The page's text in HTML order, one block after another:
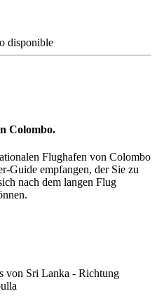
disponible
Colombo.
Flughafen von Colombo
Guide empfangen, der Sie zu
nach dem langen Flug